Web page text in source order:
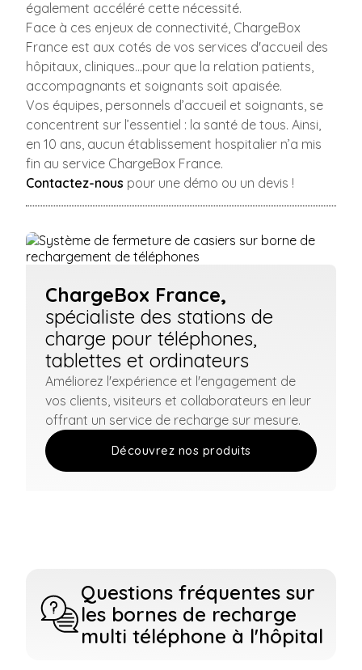
également accéléré cette nécessité.
Face à ces enjeux de connectivité, ChargeBox
France est aux cotés de vos services d'accueil des
hôpitaux, cliniques…pour que la relation patients,
accompagnants et soignants soit apaisée.
Vos équipes, personnels d’accueil et soignants, se
concentrent sur l’essentiel : la santé de tous. Ainsi,
en 10 ans, aucun établissement hospitalier n’a mis
fin au service ChargeBox France.
Contactez-nous pour une démo ou un devis !
ChargeBox France,
spécialiste des stations de
charge pour téléphones,
tablettes et ordinateurs
Améliorez l'expérience et l'engagement de
vos clients, visiteurs et collaborateurs en leur
offrant un service de recharge sur mesure.
Découvrez nos produits
Questions fréquentes sur
les bornes de recharge
multi téléphone à l'hôpital